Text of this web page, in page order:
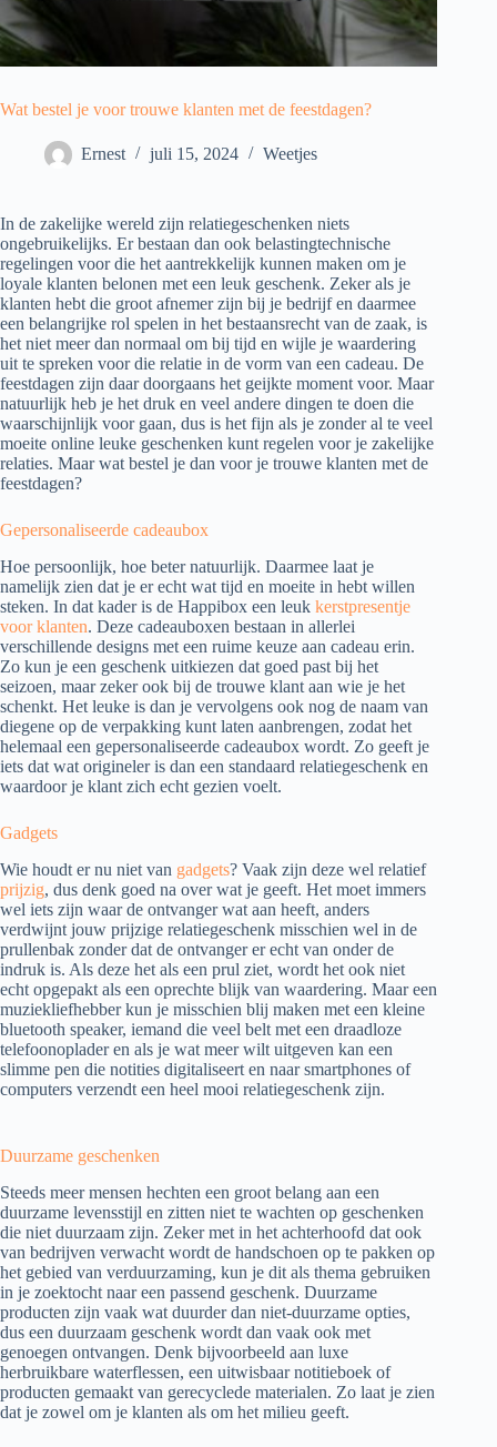
Wat bestel je voor trouwe klanten met de feestdagen?
Ernest juli 15, 2024 Weetjes
In de zakelijke wereld zijn relatiegeschenken niets
ongebruikelijks. Er bestaan dan ook belastingtechnische
regelingen voor die het aantrekkelijk kunnen maken om je
loyale klanten belonen met een leuk geschenk. Zeker als je
klanten hebt die groot afnemer zijn bij je bedrijf en daarmee
een belangrijke rol spelen in het bestaansrecht van de zaak, is
het niet meer dan normaal om bij tijd en wijle je waardering
uit te spreken voor die relatie in de vorm van een cadeau. De
feestdagen zijn daar doorgaans het geijkte moment voor. Maar
natuurlijk heb je het druk en veel andere dingen te doen die
waarschijnlijk voor gaan, dus is het fijn als je zonder al te veel
moeite online leuke geschenken kunt regelen voor je zakelijke
relaties. Maar wat bestel je dan voor je trouwe klanten met de
feestdagen?
Gepersonaliseerde cadeaubox
Hoe persoonlijk, hoe beter natuurlijk. Daarmee laat je
namelijk zien dat je er echt wat tijd en moeite in hebt willen
steken. In dat kader is de Happibox een leuk kerstpresentje
voor klanten. Deze cadeauboxen bestaan in allerlei
verschillende designs met een ruime keuze aan cadeau erin.
Zo kun je een geschenk uitkiezen dat goed past bij het
seizoen, maar zeker ook bij de trouwe klant aan wie je het
schenkt. Het leuke is dan je vervolgens ook nog de naam van
diegene op de verpakking kunt laten aanbrengen, zodat het
helemaal een gepersonaliseerde cadeaubox wordt. Zo geeft je
iets dat wat origineler is dan een standaard relatiegeschenk en
waardoor je klant zich echt gezien voelt.
Gadgets
Wie houdt er nu niet van gadgets? Vaak zijn deze wel relatief
prijzig, dus denk goed na over wat je geeft. Het moet immers
wel iets zijn waar de ontvanger wat aan heeft, anders
verdwijnt jouw prijzige relatiegeschenk misschien wel in de
prullenbak zonder dat de ontvanger er echt van onder de
indruk is. Als deze het als een prul ziet, wordt het ook niet
echt opgepakt als een oprechte blijk van waardering. Maar een
muziekliefhebber kun je misschien blij maken met een kleine
bluetooth speaker, iemand die veel belt met een draadloze
telefoonoplader en als je wat meer wilt uitgeven kan een
slimme pen die notities digitaliseert en naar smartphones of
computers verzendt een heel mooi relatiegeschenk zijn.
Duurzame geschenken
Steeds meer mensen hechten een groot belang aan een
duurzame levensstijl en zitten niet te wachten op geschenken
die niet duurzaam zijn. Zeker met in het achterhoofd dat ook
van bedrijven verwacht wordt de handschoen op te pakken op
het gebied van verduurzaming, kun je dit als thema gebruiken
in je zoektocht naar een passend geschenk. Duurzame
producten zijn vaak wat duurder dan niet-duurzame opties,
dus een duurzaam geschenk wordt dan vaak ook met
genoegen ontvangen. Denk bijvoorbeeld aan luxe
herbruikbare waterflessen, een uitwisbaar notitieboek of
producten gemaakt van gerecyclede materialen. Zo laat je zien
dat je zowel om je klanten als om het milieu geeft.